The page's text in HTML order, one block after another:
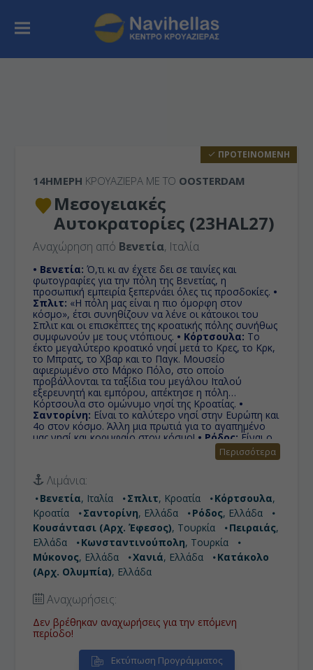
ΠΡΟΤΕΙΝΟΜΕΝΗ
14ΉΜΕΡΗ ΚΡΟΥΑΖΙΕΡΑ ΜΕ ΤΟ OOSTERDAM
Μεσογειακές
Αυτοκρατορίες (23HAL27)
Αναχώρηση από Βενετία, Ιταλία
• Βενετία: Ό,τι κι αν έχετε δει σε ταινίες και
φωτογραφίες για την πόλη της Βενετίας, η
προσωπική εμπειρία ξεπερνάει όλες τις προσδοκίες. •
Σπλιτ: «Η πόλη μας είναι η πιο όμορφη στον
κόσμο», έτσι συνηθίζουν να λένε οι κάτοικοι του
Σπλιτ και οι επισκέπτες της κροατικής πόλης συνήθως
συμφωνούν με τους ντόπιους. • Κόρτσουλα: Το
έκτο μεγαλύτερο κροατικό νησί μετά το Κρες, το Κρκ,
το Μπρατς, το Χβαρ και το Παγκ. Μουσείο
αφιερωμένο στο Μάρκο Πόλο, στο οποίο
προβάλλονται τα ταξίδια του μεγάλου Ιταλού
εξερευνητή και εμπόρου, απέκτησε η πόλη
Κόρτσουλα στο ομώνυμο νησί της Κροατίας. •
Σαντορίνη: Είναι το καλύτερο νησί στην Ευρώπη και
4ο στον κόσμο. Άλλη μια πρωτιά για το αγαπημένο
μας νησί και κορυφαίο στον κόσμο! • Ρόδος: Είναι ο
κυριότερος μαγνήτης μαζικού τουρισμού στην
Ελλάδα. Μια πόλη απο το παρελθόν μέσα στην Ρόδο,
καθώς ένα από τα σημαντικότερα αξιοθέατα του
νησιού είναι η Μεσαιωνική Πόλη, που αποτελεί
Μνημείο Παγκόσμιας Κληρονομιάς και
περιλαμβάνεται στον κατάλογο της UNESCO.•
Κουσάντασι (Αρχ. Έφεσος):Το λιμάνι για την
επίσκεψη στην Αρχαία Έφεσσο, ένα από τα
μεγαλύτερα υπαίθρια μουσεία στον κόσμο, η οποία
απέχει μόλις 19 χιλιόμετρα.• Πειραιάς:Το
σημαντικότερο βιομηχανικό κέντρο της χώρας και το
μεγαλύτερο εμπορικό κέντρο της ελληνικής
επιβατική κίνηση, λιμένα της Ευρώπης συνδέοντας
ακτοπλοϊκά την πρωτεύουσα με τα νησιά του
Αιγαίου.• Κωνσταντινούπολη:
Ιστορική,
μοντέρνα, παραδοσιακή, η Κωνσταντινούπολη είναι
πολλές πόλεις σε μια!
ανέμων, της διασκέδασης και του διεθνούς Jet Set.
Βομβαρδίστηκε και κάηκε αρκετές φορές στη
Περισσότερα
Λιμάνια:
Βενετία, Ιταλία Σπλιτ, Κροατία Κόρτσουλα,
Κροατία
Σαντορίνη, Ελλάδα Ρόδος, Ελλάδα
Κουσάντασι (Αρχ. Έφεσος), Τουρκία Πειραιάς,
Ελλάδα
Κωνσταντινούπολη, Τουρκία
Μύκονος, Ελλάδα Χανιά, Ελλάδα
Κατάκολο
(Αρχ. Ολυμπία), Ελλάδα
Αναχωρήσεις:
Δεν βρέθηκαν αναχωρήσεις για την επόμενη
περίοδο!
Εκτύπωση Προγράμματος